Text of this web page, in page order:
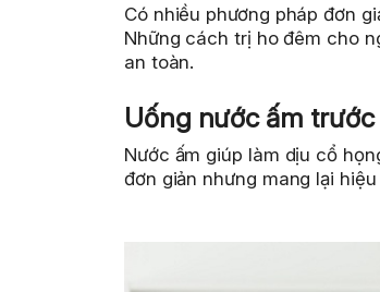
Có nhiều phương pháp đơn
Những cách trị ho đêm cho
an toàn.
Uống nước ấm
Nước ấm giúp làm dịu cổ
đơn giản nhưng mang lại